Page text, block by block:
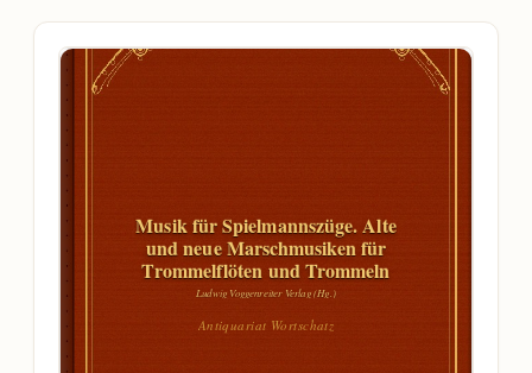
Musik für Spielmannszüge. Alte
und neue Marschmusiken für
Trommelflöten und Trommeln
Ludwig Voggenreiter Verlag (Hg.)
Antiquariat Wortschatz